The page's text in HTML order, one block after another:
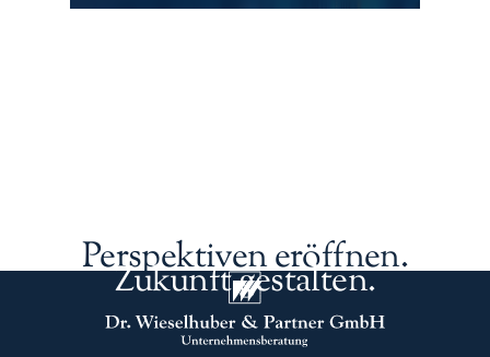
Perspektiven eröffnen.
Zukunft gestalten.